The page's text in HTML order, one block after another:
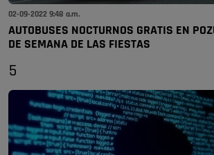
02-09-2022 9:48 a.m.
AUTOBUSES NOCTURNOS GRATIS EN
DE SEMANA DE LAS FIESTAS
5